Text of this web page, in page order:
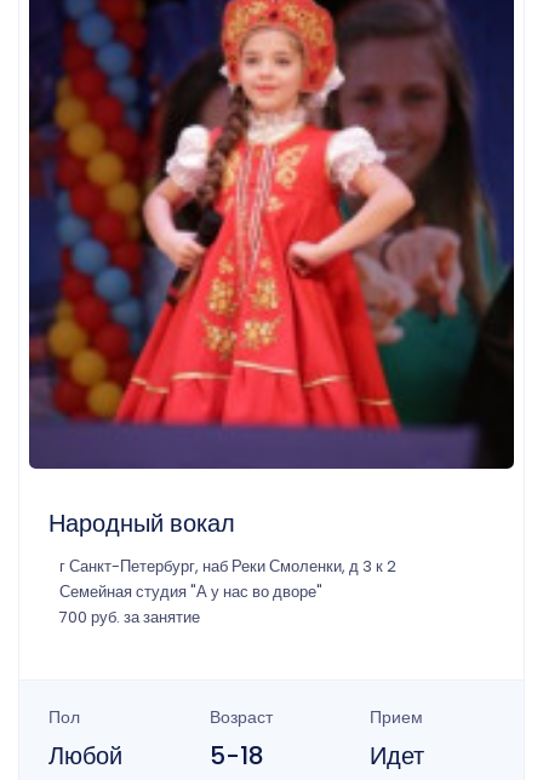
Народный вокал
г Санкт-Петербург, наб Реки Смоленки, д 3 к 2
Семейная студия "А у нас во дворе"
700 руб. за занятие
Пол
Любой
Возраст
5-18
Прием
Идет